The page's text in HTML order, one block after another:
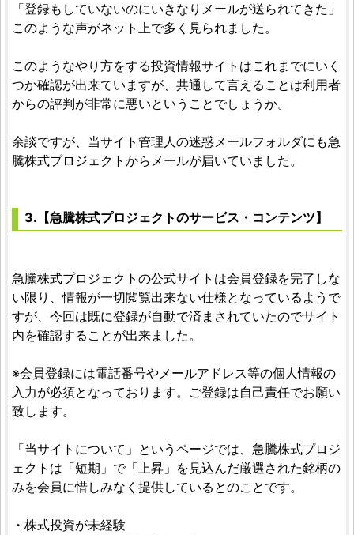
「登録もしていないのにいきなりメールが送られてきた」
このような声がネット上で多く見られました。
このようなやり方をする投資情報サイトはこれまでにいく
つか確認が出来ていますが、共通して言えることは利用者
からの評判が非常に悪いということでしょうか。
余談ですが、当サイト管理人の迷惑メールフォルダにも急
騰株式プロジェクトからメールが届いていました。
3.【急騰株式プロジェクトのサービス・コンテンツ】
急騰株式プロジェクトの公式サイトは会員登録を完了しな
い限り、情報が一切閲覧出来ない仕様となっているようで
すが、今回は既に登録が自動で済まされていたのでサイト
内を確認することが出来ました。
※会員登録には電話番号やメールアドレス等の個人情報の
入力が必須となっております。ご登録は自己責任でお願い
致します。
「当サイトについて」というページでは、急騰株式プロジ
ェクトは「短期」で「上昇」を見込んだ厳選された銘柄の
みを会員に惜しみなく提供しているとのことです。
・株式投資が未経験